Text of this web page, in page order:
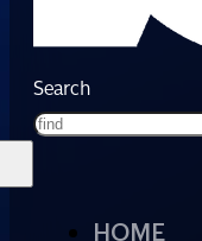
Search
HOME